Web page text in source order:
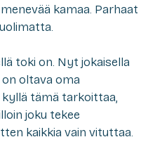
kamaa. Parhaat
toki on. Nyt jokaisella
oltava oma
kyllä tämä tarkoittaa,
joku tekee
kaikkia vain vituttaa.